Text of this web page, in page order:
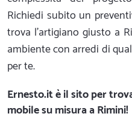
Richiedi subito un
trova l'artigiano giusto a
ambiente con arredi di
per te.
Ernesto.itè il sito per
mobile su misura a Rimini!